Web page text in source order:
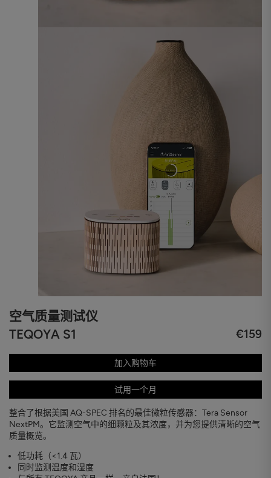
空气质量测试仪
TEQOYA S1
€159
整合了根据美国 AQ-SPEC 排名的最佳微粒传感器：Tera Sensor
NextPM。它监测空气中的细颗粒及其浓度，并为您提供清晰的空气
质量概览。
低功耗（<1.4 瓦）
同时监测温度和湿度
加入购物车
试用一个月